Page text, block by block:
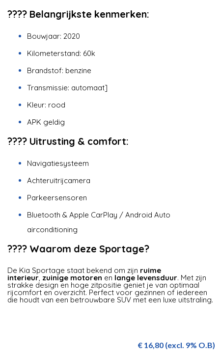
???? Belangrijkste kenmerken:
Bouwjaar: 2020
Kilometerstand: 60k
Brandstof: benzine
Transmissie: automaat]
Kleur: rood
APK geldig
???? Uitrusting & comfort:
Navigatiesysteem
Achteruitrijcamera
Parkeersensoren
Bluetooth & Apple CarPlay / Android Auto
airconditioning
???? Waarom deze Sportage?
De Kia Sportage staat bekend om zijn ruime
interieur, zuinige motoren en lange levensduur. Met zijn
strakke design en hoge zitpositie geniet je van optimaal
rijcomfort en overzicht. Perfect voor gezinnen of iedereen
die houdt van een betrouwbare SUV met een luxe uitstraling.
€ 16,80 (excl. 9% O.B)